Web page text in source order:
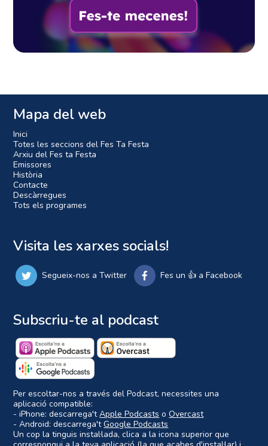
Mapa del web
Inici
Totes les seccions del Fes Ta Festa
Arxiu del Fes ta Festa
Emissores
Història
Contacte
Descàrregues
Tots els programes
Visita les xarxes socials!
Segueix-nos a Twitter Fes un 👍 a Facebook
Subscriu-te al podcast
Per escoltar-nos a través del Podcast, necessites una
aplicació compatible:
- iPhone: descarrega'tApple Podcasts oOvercast
- Android: descarrega'tGoogle Podcasts
Un cop la tinguis instal·lada, clica a la icona superior que